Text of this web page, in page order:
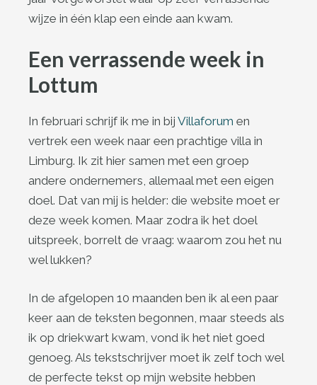
wijze in één klap een einde aan kwam.
Een verrassende week in
Lottum
In februari schrijf ik me in bij Villaforum en
vertrek een week naar een prachtige villa in
Limburg. Ik zit hier samen met een groep
andere ondernemers, allemaal met een eigen
doel. Dat van mij is helder: die website moet er
deze week komen. Maar zodra ik het doel
uitspreek, borrelt de vraag: waarom zou het nu
wel lukken?
In de afgelopen 10 maanden ben ik al een paar
keer aan de teksten begonnen, maar steeds als
ik op driekwart kwam, vond ik het niet goed
genoeg. Als tekstschrijver moet ik zelf toch wel
de perfecte tekst op mijn website hebben